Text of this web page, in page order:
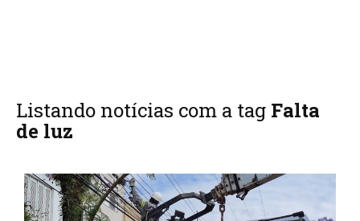
Listando notícias com a tag Falta
de luz